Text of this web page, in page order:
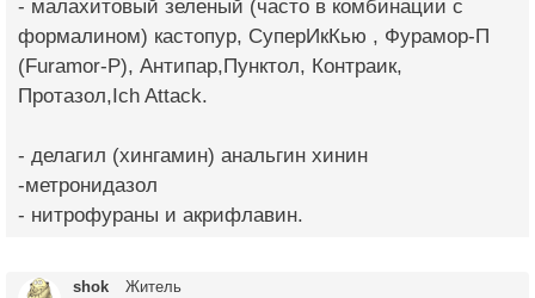
- малахитовый зеленый (часто в комбинации с
формалином) кастопур, СуперИкКью , Фурамор-П
(Furamor-P), Антипар,Пунктол, Контраик,
Протазол,Ich Attack.
- делагил (хингамин) анальгин хинин
-метронидазол
- нитрофураны и акрифлавин.
shok Житель